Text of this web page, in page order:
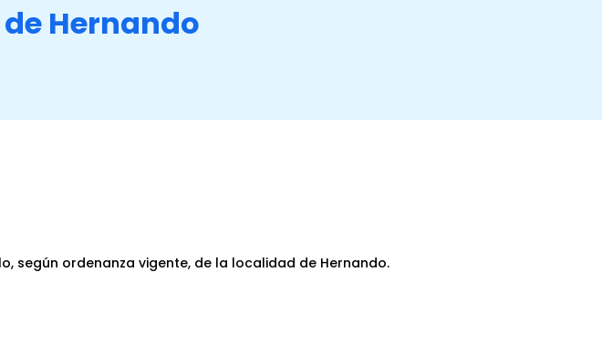
Hernando
según ordenanza vigente, de la localidad de Hernando.